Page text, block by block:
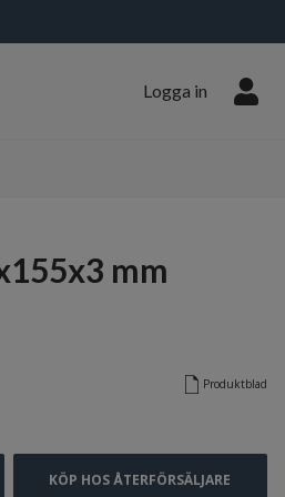
Logga in
mm
Produktblad
KÖP HOS ÅTERFÖRSÄLJARE